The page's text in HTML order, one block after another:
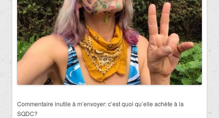
Commentaire inutile à m’envoyer: c’est quoi qu’elle achète à la
SQDC?